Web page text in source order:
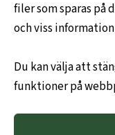
filer som sparas på
och viss
Du kan välja att
funktioner på
KUNDINFO
Om oss
Leveransvillkor
Hållbarhetspolicy